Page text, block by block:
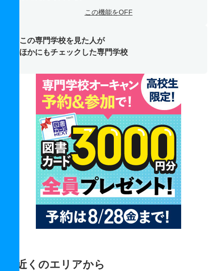
この機能をOFF
この専門学校を見た人が
ほかにもチェックした専門学校
近くのエリアから